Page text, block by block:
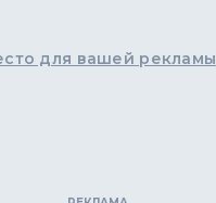
для вашей рекламы